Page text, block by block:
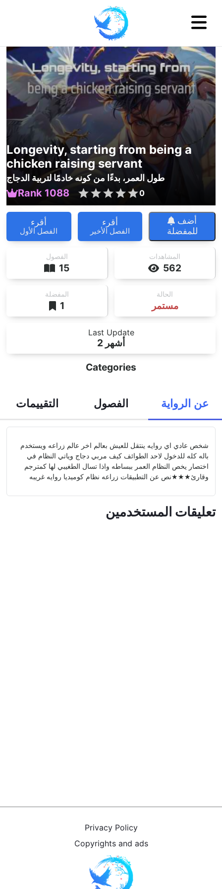
Longevity, starting from being a
chicken raising servant
طول العمر، بدءًا من كونه خادمًا لتربية الدجاج
Rank 1088 0
أقرء
الفصل الأول
أقرء
الفصل الأخير
أضف
للمفضلة
15
الفصول
562
المشاهدات
1
المفضلة
مستمر
الحالة
Last Update
2 أشهر
Categories
عن الرواية الفصول التقييمات
شخص عادي اي روايه ينتقل للعيش بعالم اخر عالم زراعه ويستخدم
باله كله للدخول لاحد الطوائف كيف مربي دجاج وياتي النظام في
اختصار يخص النظام العمر ببساطه واذا تسال الطغيبي لها كمترجم
وقارئ★★★نص عن التطبيقات زراعه نظام كوميديا روايه غريبه
تعليقات المستخدمين
Privacy Policy
Copyrights and ads